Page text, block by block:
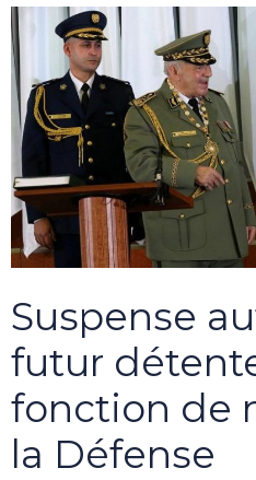
Suspense
futur
fonction de
la Défense